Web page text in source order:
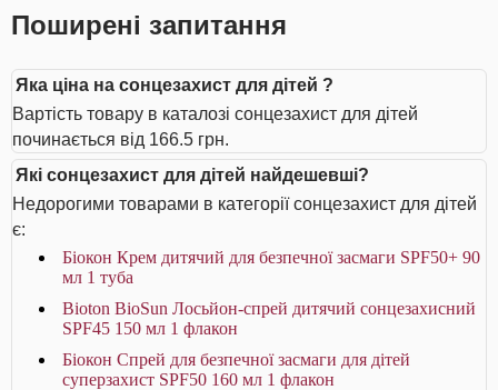
Поширені запитання
Яка ціна на сонцезахист для дітей ?
Вартість товару в каталозі сонцезахист для дітей
починається від 166.5 грн.
Які сонцезахист для дітей найдешевші?
Недорогими товарами в категорії сонцезахист для дітей
є:
Біокон Крем дитячий для безпечної засмаги SPF50+ 90
мл 1 туба
Bioton BioSun Лосьйон-спрей дитячий сонцезахисний
SPF45 150 мл 1 флакон
Біокон Спрей для безпечної засмаги для дітей
суперзахист SPF50 160 мл 1 флакон